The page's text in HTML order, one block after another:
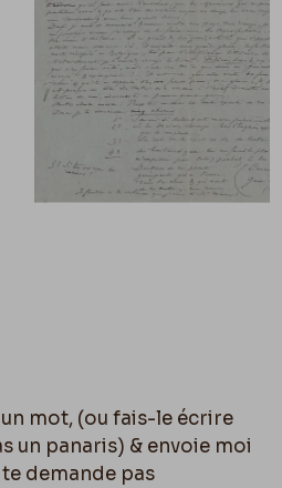
mot, (ou fais-le écrire
un panaris) & envoie moi
demande pas